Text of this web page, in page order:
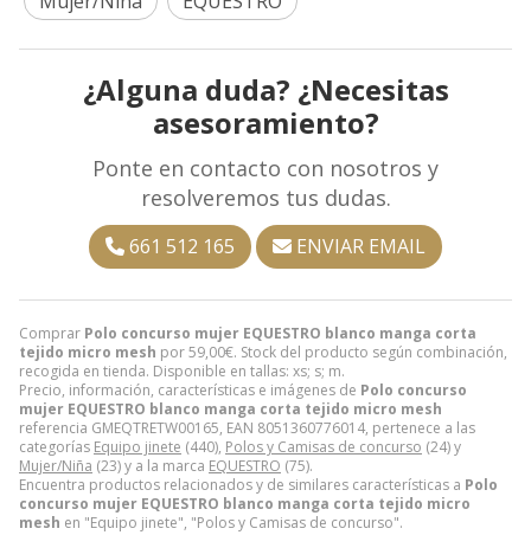
Comprar Polo concurso mujer EQUESTRO blanco manga corta
tejido micro mesh por59,00€. Stock del producto según combinación,
recogida en tienda. Disponible en tallas: xs; s; m.
Precio, información, características e imágenes de Polo concurso
mujer EQUESTRO blanco manga corta tejido micro mesh
referencia GMEQTRETW00165, EAN 8051360776014, pertenece a las
categorías Equipo jinete (440), Polos y Camisas de concurso (24) y
Mujer/Niña (23) y a la marca EQUESTRO (75).
Encuentra productos relacionados y de similares características a Polo
concurso mujer EQUESTRO blanco manga corta tejido micro
mesh en "Equipo jinete", "Polos y Camisas de concurso".
¿Alguna duda? ¿Necesitas
asesoramiento?
Ponte en contacto con nosotros y
resolveremos tus dudas.
661 512 165 ENVIAR EMAIL